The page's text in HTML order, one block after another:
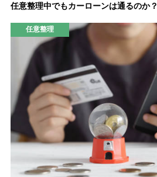
任意整理中でもカーローンは通るのか？
任意整理